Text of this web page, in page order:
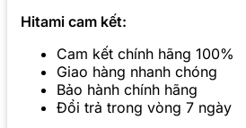
Hitami cam kết:
Cam kết chính hãng 100%
Giao hàng nhanh chóng
Bảo hành chính hãng
Đổi trả trong vòng 7 ngày